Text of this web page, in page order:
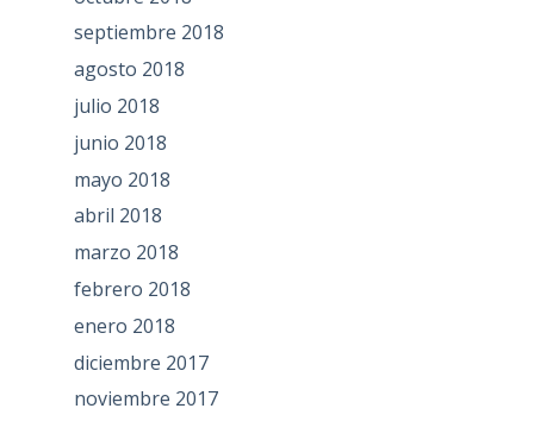
septiembre 2018
agosto 2018
julio 2018
junio 2018
mayo 2018
abril 2018
marzo 2018
febrero 2018
enero 2018
diciembre 2017
noviembre 2017